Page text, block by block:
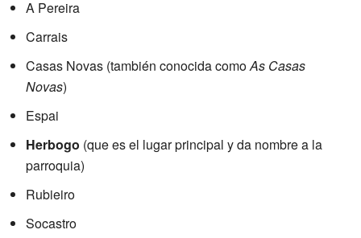
A Pereira
Carrais
Casas Novas (también conocida comoAs Casas
Novas)
Espai
Herbogo (que es el lugar principal y da nombre a la
parroquia)
Rubieiro
Socastro